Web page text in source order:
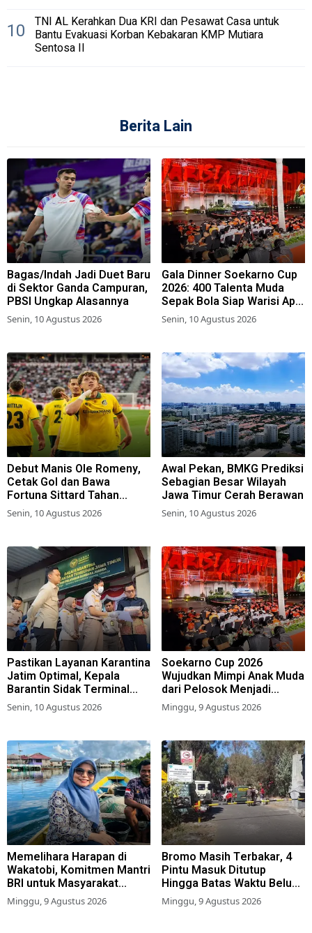
10 TNI AL Kerahkan Dua KRI dan Pesawat Casa untuk
Bantu Evakuasi Korban Kebakaran KMP Mutiara
Sentosa II
Berita Lain
Bagas/Indah Jadi Duet Baru
di Sektor Ganda Campuran,
PBSI Ungkap Alasannya
Senin, 10 Agustus 2026
Gala Dinner Soekarno Cup
2026: 400 Talenta Muda
Sepak Bola Siap Warisi Api
Perjuangan
Senin, 10 Agustus 2026
Debut Manis Ole Romeny,
Cetak Gol dan Bawa
Fortuna Sittard Tahan
Imbang PSV Eindhoven
Senin, 10 Agustus 2026
Awal Pekan, BMKG Prediksi
Sebagian Besar Wilayah
Jawa Timur Cerah Berawan
Senin, 10 Agustus 2026
Pastikan Layanan Karantina
Jatim Optimal, Kepala
Barantin Sidak Terminal
Kargo Bandara Juanda
Senin, 10 Agustus 2026
Soekarno Cup 2026
Wujudkan Mimpi Anak Muda
dari Pelosok Menjadi
Pemain Sepak Bola
Profesional
Minggu, 9 Agustus 2026
Memelihara Harapan di
Wakatobi, Komitmen Mantri
BRI untuk Masyarakat
Bahari
Minggu, 9 Agustus 2026
Bromo Masih Terbakar, 4
Pintu Masuk Ditutup
Hingga Batas Waktu Belum
Ditentukan
Minggu, 9 Agustus 2026